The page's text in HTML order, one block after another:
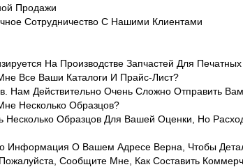
Продажи
Сотрудничество С Нашими Клиентами
На Производстве Запчастей Для
Все Ваши Каталоги И Прайс-Лист?
Нам Действительно Очень Сложно Отправить
Несколько Образцов?
Образцов Для Вашей Оценки, Но
Информация О Вашем Адресе Верна, Чтобы
Сообщите Мне, Как Составить